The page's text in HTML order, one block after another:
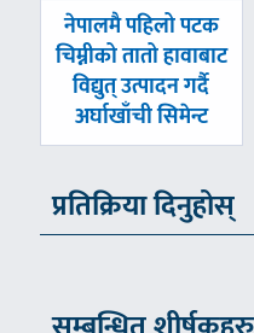
पछिल्लाे
-
नेपालमै पहिलो पटक
चिम्नीको तातो हावाबाट
विद्युत् उत्पादन गर्दै
अर्घाखाँची सिमेन्ट
प्रतिक्रिया दिनुहोस्